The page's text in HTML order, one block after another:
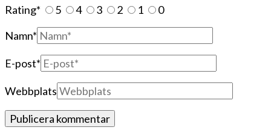
Rating* 5 4 3 2 1
0
Namn*
E-post*
Webbplats